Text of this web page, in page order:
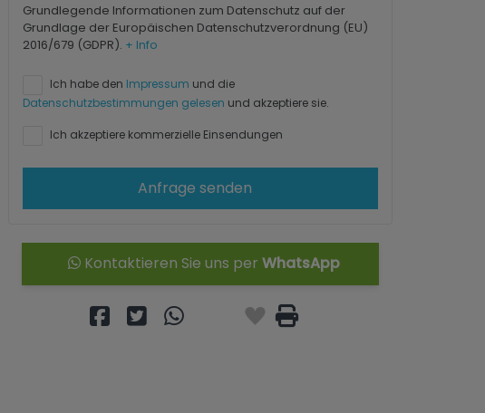
Grundlegende Informationen zum Datenschutz auf der
Grundlage der Europäischen Datenschutzverordnung (EU)
2016/679 (GDPR). + Info
Ich habe den Impressum und die
Datenschutzbestimmungen gelesen und akzeptiere sie.
Ich akzeptiere kommerzielle Einsendungen
Anfrage senden
Kontaktieren Sie uns per WhatsApp